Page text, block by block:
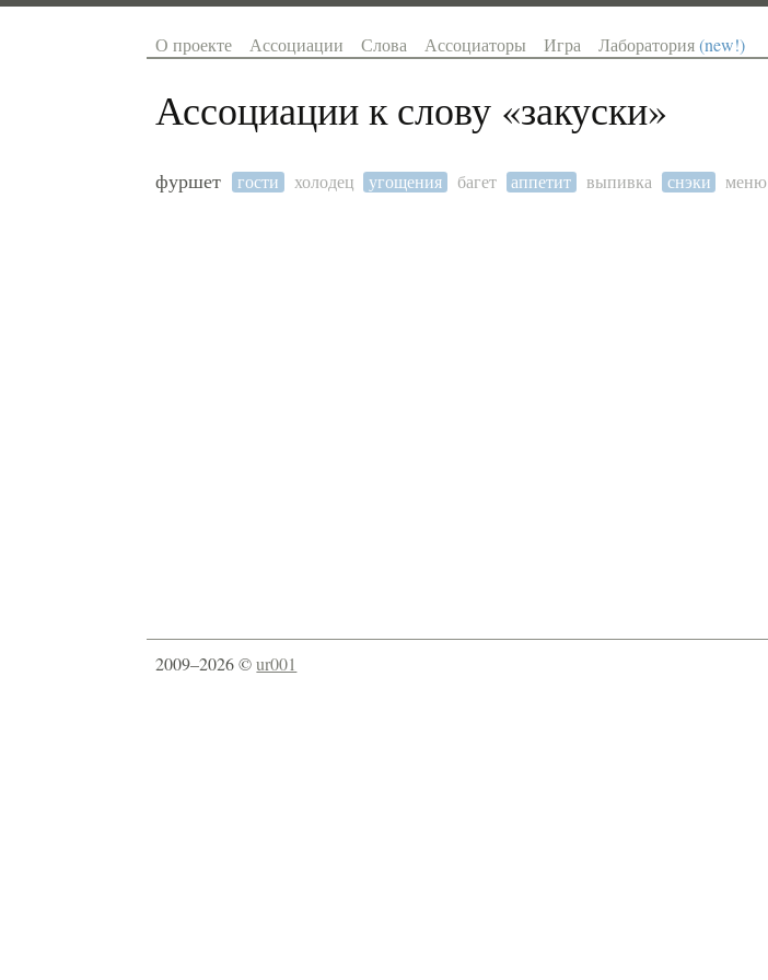
О проекте Ассоциации Слова Ассоциаторы Игра Лаборатория(new!)
Ассоциации к слову «закуски»
фуршет гости холодец угощения багет аппетит выпивка снэки меню
2009–2026 ©ur001